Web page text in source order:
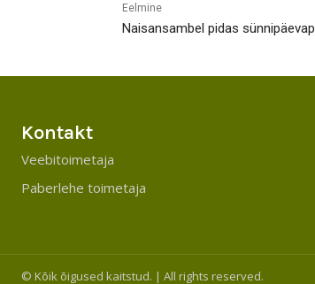
Eelmine
Naisansambel pidas
Kontakt
Veebitoimetaja
Paberlehe toimetaja
© Kõik õigused kaitstud. | All rights reserved.